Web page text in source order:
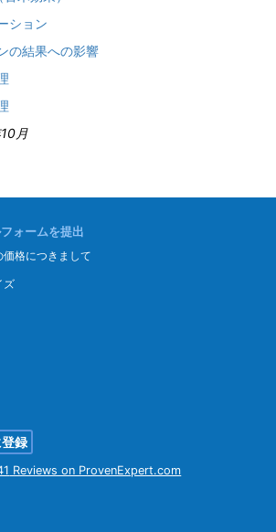
ション
の結果への影響
月
ォームを提出
格につきまして
ズ
録
Reviews on ProvenExpert.com